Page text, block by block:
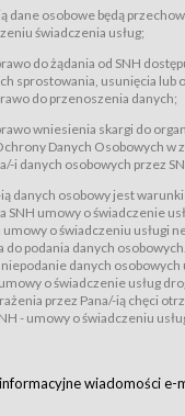
konta użytkownika w Serwisie,
na odległość umów nabycia
na odległość umów sprzedaży w
świadczeniu usług drogą
późń. zm.). Usługi świadczone są
w Regulaminie dostęp do
korzystania z Serwisu
Założenie konta w Serwisie
przeznaczonego do
Serwisu dostępnych dla
akceptacji postanowień
jest do przestrzegania
z Serwisu.
Usługobiorcom
z Usług
dane osobowe będą
świadczenia usług;
do żądania od SNH
sprostowania, usunięcia lub
do przenoszenia danych;
wniesienia skargi do
Danych Osobowych w
i danych osobowych przez
danych osobowy jest
SNH umowy o świadczenie
o świadczeniu usługi
do podania danych
danych
o świadczenie usług
przez Pana/-ią chęci
- umowy o świadczeniu
wiadomości e-